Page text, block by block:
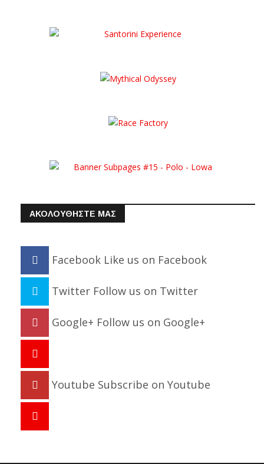
ΑΚΟΛΟΥΘΗΣΤΕ ΜΑΣ
Facebook Like us on Facebook
Twitter Follow us on Twitter
Google+ Follow us on Google+
Youtube Subscribe on Youtube